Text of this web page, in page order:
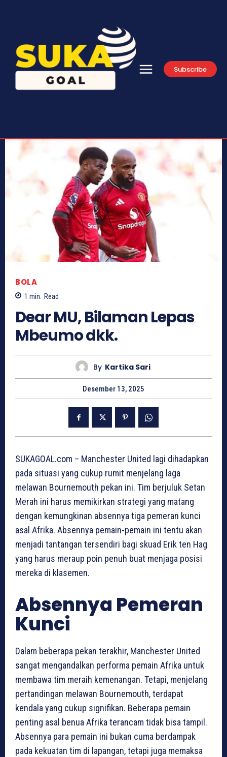
Subscribe
BOLA
1 min. Read
Dear MU, Bilaman Lepas
Mbeumo dkk.
By Kartika Sari
Desember 13, 2025
SUKAGOAL.com – Manchester United lagi dihadapkan
pada situasi yang cukup rumit menjelang laga
melawan Bournemouth pekan ini. Tim berjuluk Setan
Merah ini harus memikirkan strategi yang matang
dengan kemungkinan absennya tiga pemeran kunci
asal Afrika. Absennya pemain-pemain ini tentu akan
menjadi tantangan tersendiri bagi skuad Erik ten Hag
yang harus meraup poin penuh buat menjaga posisi
mereka di klasemen.
Absennya Pemeran
Kunci
Dalam beberapa pekan terakhir, Manchester United
sangat mengandalkan performa pemain Afrika untuk
membawa tim meraih kemenangan. Tetapi, menjelang
pertandingan melawan Bournemouth, terdapat
kendala yang cukup signifikan. Beberapa pemain
penting asal benua Afrika terancam tidak bisa tampil.
Absennya para pemain ini bukan cuma berdampak
pada kekuatan tim di lapangan, tetapi juga memaksa